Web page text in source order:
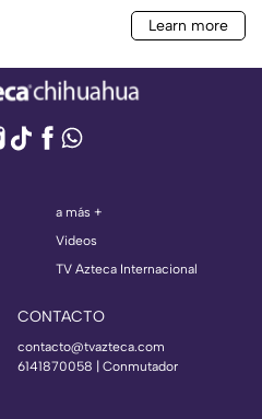
a más +
Videos
TV Azteca Internacional
CONTACTO
contacto@tvazteca.com
6141870058 | Conmutador